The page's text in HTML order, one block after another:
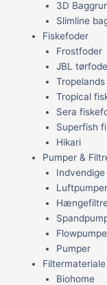
3D
Slimline
Fiskefoder
Frostfoder
JBL
Tropical
Sera
Superfish
Hikari
Pumper &
Luftpumper
Pumper
Filtermateriale
Biohome